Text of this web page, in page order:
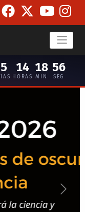
5 14
HORAS
18
MIN
55
SEG